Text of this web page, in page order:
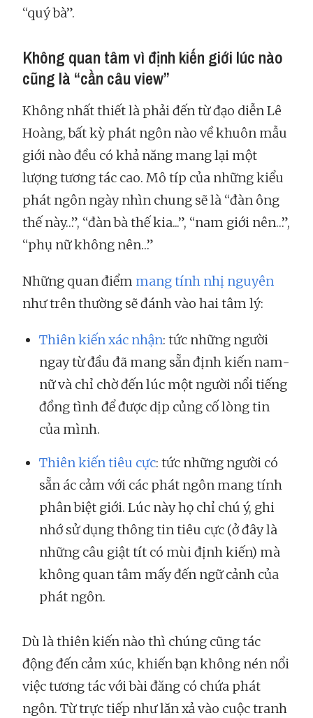
“quý bà”.
Không quan tâm vì định kiến giới lúc nào
cũng là “cần câu view”
Không nhất thiết là phải đến từ đạo diễn Lê
Hoàng, bất kỳ phát ngôn nào về khuôn mẫu
giới nào đều có khả năng mang lại một
lượng tương tác cao. Mô típ của những kiểu
phát ngôn ngày nhìn chung sẽ là “đàn ông
thế này…”, “đàn bà thế kia...”, “nam giới nên…”,
“phụ nữ không nên…”
Những quan điểm mang tính nhị nguyên
như trên thường sẽ đánh vào hai tâm lý:
Thiên kiến xác nhận: tức những người
ngay từ đầu đã mang sẵn định kiến nam-
nữ và chỉ chờ đến lúc một người nổi tiếng
đồng tình để được dịp củng cố lòng tin
của mình.
Thiên kiến tiêu cực: tức những người có
sẵn ác cảm với các phát ngôn mang tính
phân biệt giới. Lúc này họ chỉ chú ý, ghi
nhớ sử dụng thông tin tiêu cực (ở đây là
những câu giật tít có mùi định kiến) mà
không quan tâm mấy đến ngữ cảnh của
phát ngôn.
Dù là thiên kiến nào thì chúng cũng tác
động đến cảm xúc, khiến bạn không nén nổi
việc tương tác với bài đăng có chứa phát
ngôn. Từ trực tiếp như lăn xả vào cuộc tranh